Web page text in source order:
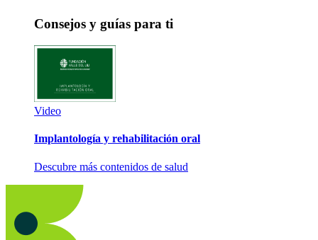
Consejos y guías para ti
Video
Implantología y rehabilitación oral
Descubre más contenidos de salud